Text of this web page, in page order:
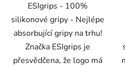
ESIgrips - 100%
silikonové gripy - Nejlépe
absorbující gripy na trhu!
Značka ESIgrips je
přesvědčena, že logo má